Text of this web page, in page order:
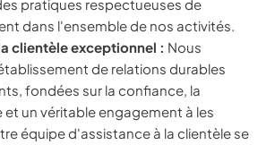
pratiques respectueuses de
dans l'ensemble de nos activités.
clientèle exceptionnel : Nous
de relations durables
fondées sur la confiance, la
un véritable engagement à les
équipe d'assistance à la clientèle se